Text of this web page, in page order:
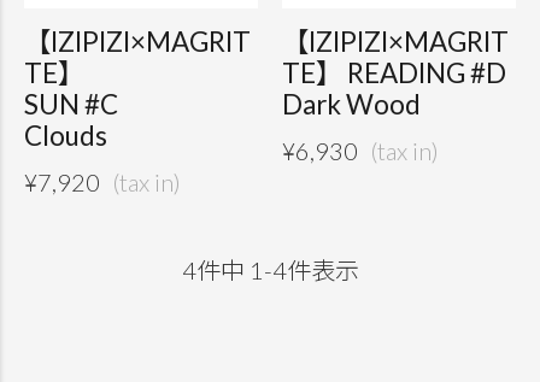
【IZIPIZI×MAGRIT
TE】
SUN #C
Clouds
¥7,920
【IZIPIZI×MAGRIT
TE】 READING #D
Dark Wood
¥6,930
4件中 1 -4件表示